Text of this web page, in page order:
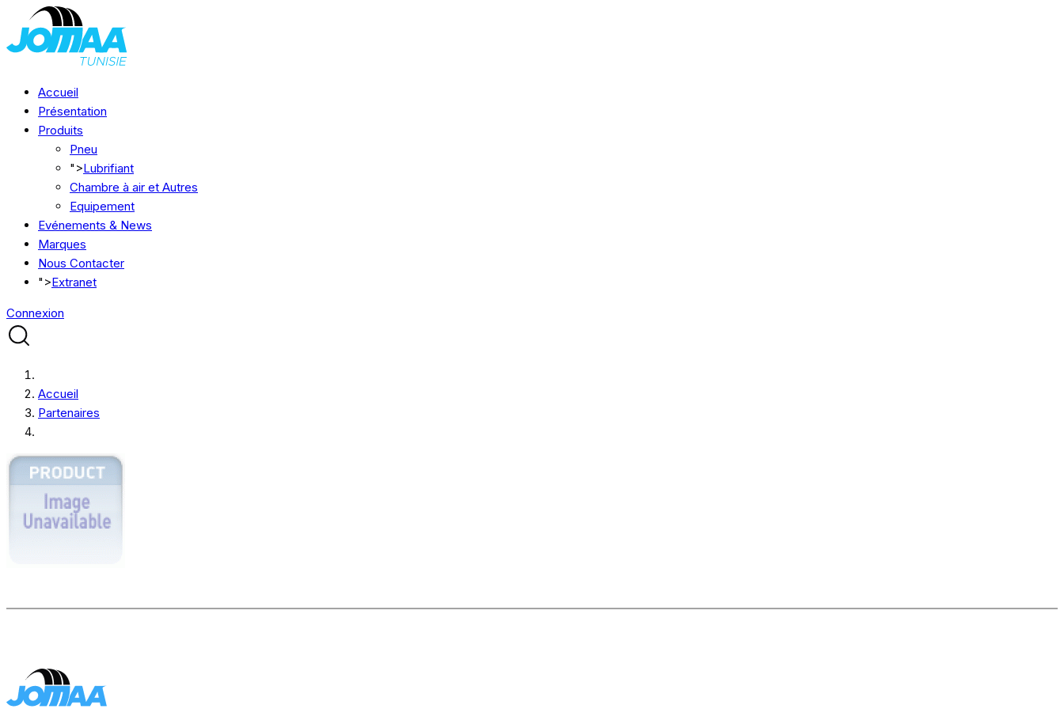
Accueil
Présentation
Produits
Pneu
">Lubrifiant
Chambre à air et Autres
Equipement
Evénements & News
Marques
Nous Contacter
">Extranet
Connexion
Accueil
Partenaires